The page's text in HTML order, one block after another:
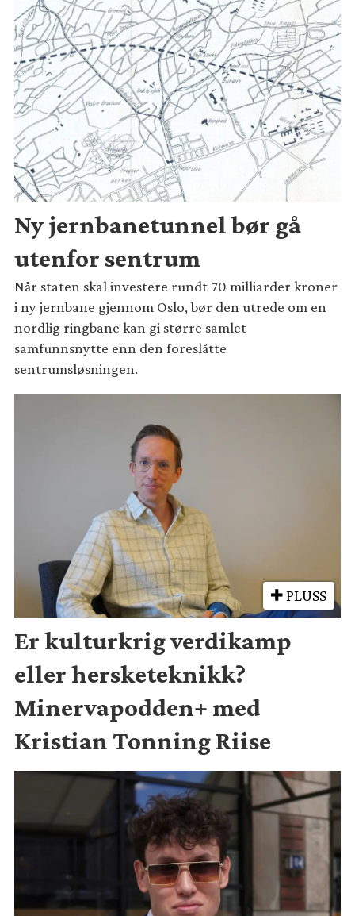
Ny jernbanetunnel bør gå
utenfor sentrum
Når staten skal investere rundt 70 milliarder kroner
i ny jernbane gjennom Oslo, bør den utrede om en
nordlig ringbane kan gi større samlet
samfunnsnytte enn den foreslåtte
sentrumsløsningen.
PLUSS
Er kulturkrig verdikamp
eller hersketeknikk?
Minervapodden+ med
Kristian Tonning Riise